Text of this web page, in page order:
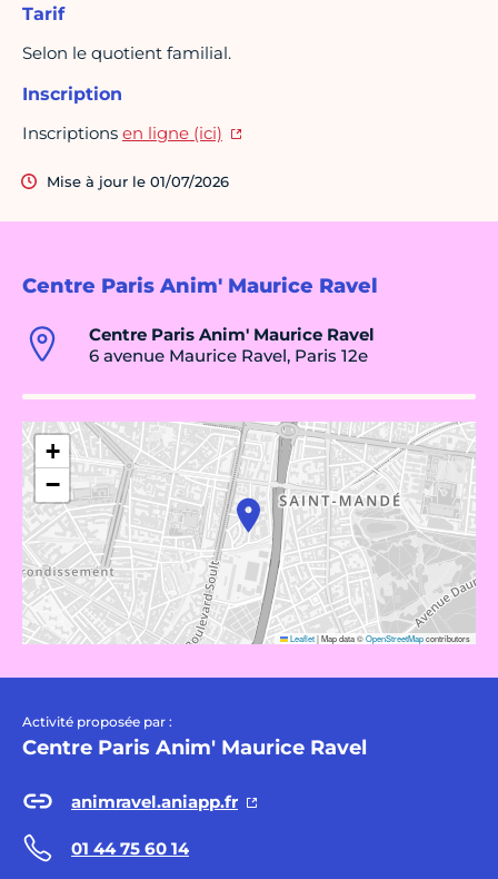
Centre Paris Anim' Maurice Ravel
Centre Paris Anim' Maurice Ravel
6 avenue Maurice Ravel, Paris 12e
+
−
Leaflet|Map data ©OpenStreetMapcontributors
Activité proposée par :
Centre Paris Anim' Maurice Ravel
animravel.aniapp.fr
01 44 75 60 14
Tarif
Selon le quotient familial.
Inscription
Inscriptions en ligne (ici)
Mise à jour le 01/07/2026